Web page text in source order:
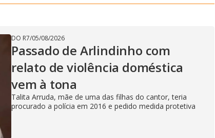
DO R7/05/08/2026
Passado de Arlindinho com
relato de violência doméstica
vem à tona
Talita Arruda, mãe de uma das filhas do cantor, teria
procurado a polícia em 2016 e pedido medida protetiva